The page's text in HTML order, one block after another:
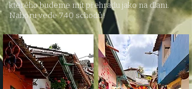
kterého budeme mít přehradu jako na dlani.
Nahoru vede 740 schodů!